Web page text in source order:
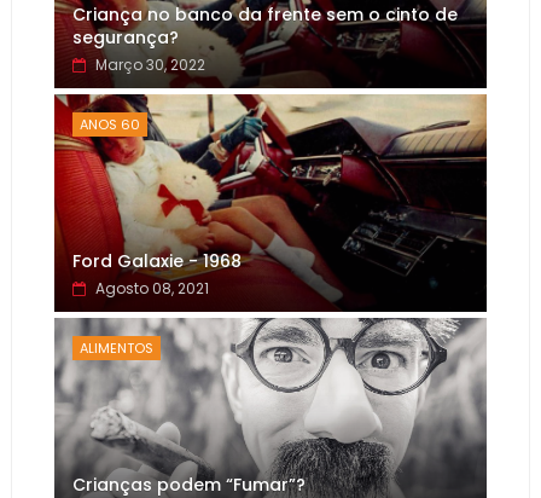
Criança no banco da frente sem o cinto de
segurança?
Março 30, 2022
ANOS 60
Ford Galaxie - 1968
Agosto 08, 2021
ALIMENTOS
Crianças podem “Fumar”?